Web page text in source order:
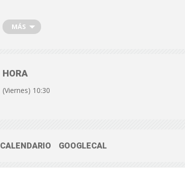
LUGAR: En el Hall de la Sala de Comisiones, calle
MÁS
HORA
(Viernes) 10:30
CALENDARIO GOOGLECAL